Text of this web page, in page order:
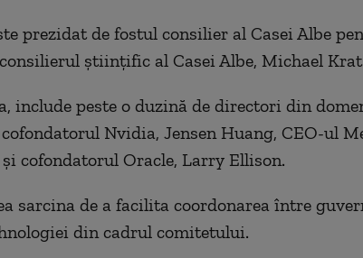
prezidat de fostul consilier al Casei Albe
ştiinţific al Casei Albe, Michael
include peste o duzină de directori din
Nvidia, Jensen Huang, CEO-ul
cofondatorul Oracle, Larry Ellison.
sarcina de a facilita coordonarea între
din cadrul comitetului.